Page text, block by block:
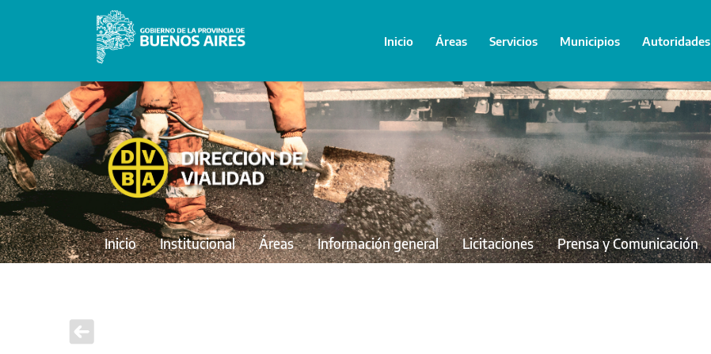
Inicio Áreas Servicios Municipios Autoridades
Inicio Institucional Áreas Información general Licitaciones Prensa y Comunicación